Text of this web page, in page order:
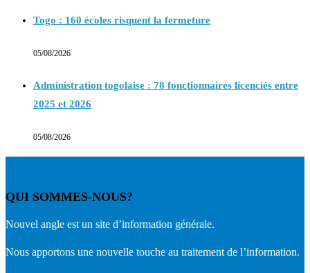
Togo : 160 écoles risquent la fermeture
05/08/2026
Administration togolaise : 78 fonctionnaires licenciés entre
2025 et 2026
05/08/2026
QUI SOMMES-NOUS?
Nouvel angle est un site d’information générale.
Nous apportons une nouvelle touche au traitement de l’information.